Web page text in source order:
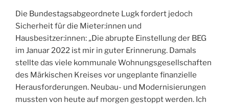
Die Bundestagsabgeordnete Lugk fordert jedoch
Sicherheit für die Mieter:innen und
Hausbesitzer:innen: „Die abrupte Einstellung der BEG
im Januar 2022 ist mir in guter Erinnerung. Damals
stellte das viele kommunale Wohnungsgesellschaften
des Märkischen Kreises vor ungeplante finanzielle
Herausforderungen. Neubau- und Modernisierungen
mussten von heute auf morgen gestoppt werden. Ich